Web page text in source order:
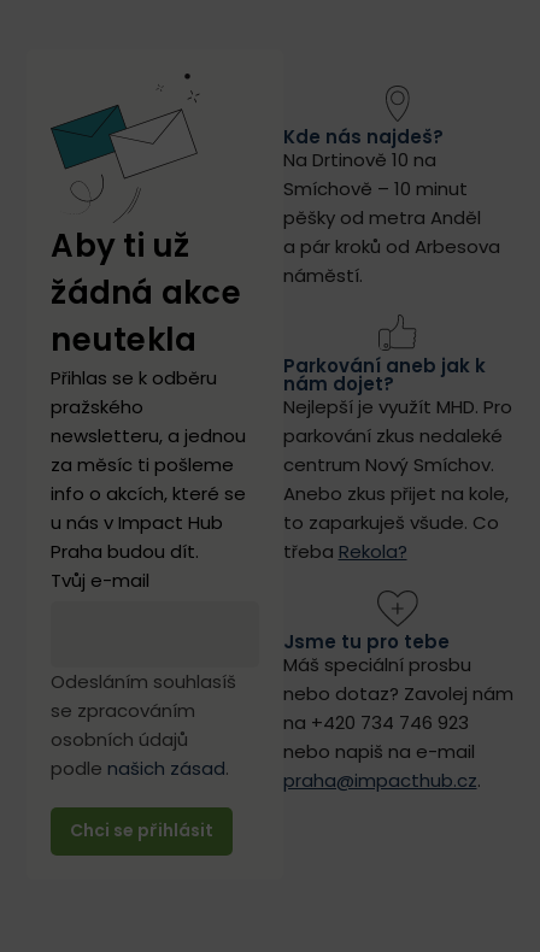
Aby ti už
žádná akce
neutekla​
Přihlas se k odběru
pražského
newsletteru, a jednou
za měsíc ti pošleme
info o akcích, které se
u nás v Impact Hub
Praha budou dít.
Tvůj e-mail
Odesláním souhlasíš
se zpracováním
osobních údajů
podle našich zásad.
Kde nás najdeš?
Na Drtinově 10 na
Smíchově – 10 minut
pěšky od metra Anděl
a pár kroků od Arbesova
náměstí.
Parkování aneb jak k
nám dojet?
Nejlepší je využít MHD. Pro
parkování zkus nedaleké
centrum Nový Smíchov.
Anebo zkus přijet na kole,
to zaparkuješ všude. Co
třeba Rekola?
Jsme tu pro tebe
Máš speciální prosbu
nebo dotaz? Zavolej nám
na +420 734 746 923
nebo napiš na e-mail
praha@impacthub.cz.